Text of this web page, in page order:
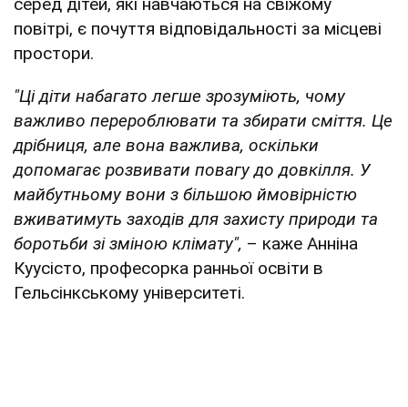
повітрі, є почуття відповідальності за місцеві
простори.
"Ці діти набагато легше зрозуміють, чому
важливо перероблювати та збирати сміття. Це
дрібниця, але вона важлива, оскільки
допомагає розвивати повагу до довкілля. У
майбутньому вони з більшою ймовірністю
вживатимуть заходів для захисту природи та
боротьби зі зміною клімату", – каже Анніна
Куусісто, професорка ранньої освіти в
Гельсінкському університеті.